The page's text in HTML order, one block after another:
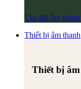
Lắp đặt âm
Thiết bị âm thanh
Thiết bị